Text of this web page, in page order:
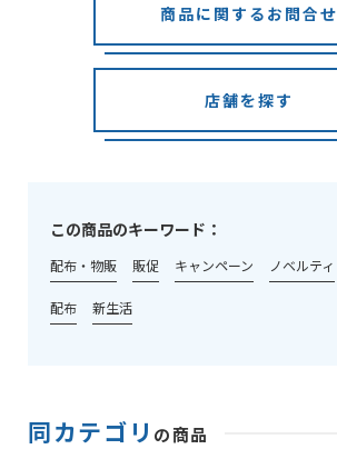
商品に関するお問合せ
店舗を探す
この商品のキーワード：
配布・物販 販促 キャンペーン ノベルティ
配布 新生活
同カテゴリ の商品